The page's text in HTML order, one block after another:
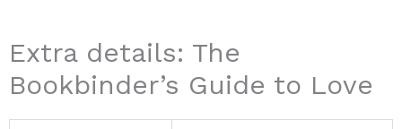
Extra details: The
Bookbinder’s Guide to Love